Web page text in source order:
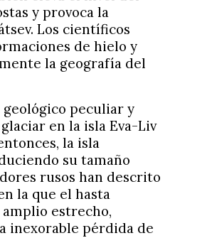
y provoca la
Los científicos
de hielo y
la geografía del
geológico peculiar y
en la isla Eva-Liv
la isla
su tamaño
rusos han descrito
la que el hasta
estrecho,
inexorable pérdida de